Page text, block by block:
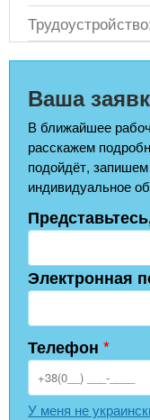
Ваша
В ближайшее
расскажем
подойдёт,
индивидуальное
Электронная
Телефон *
У меня не